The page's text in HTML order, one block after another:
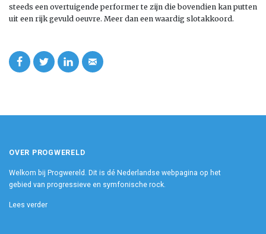
steeds een overtuigende performer te zijn die bovendien kan putten
uit een rijk gevuld oeuvre. Meer dan een waardig slotakkoord.
OVER PROGWERELD
Welkom bij Progwereld. Dit is dé Nederlandse webpagina op het
gebied van progressieve en symfonische rock.
Lees verder